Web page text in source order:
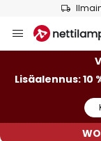
to
Lisäalennus: 10